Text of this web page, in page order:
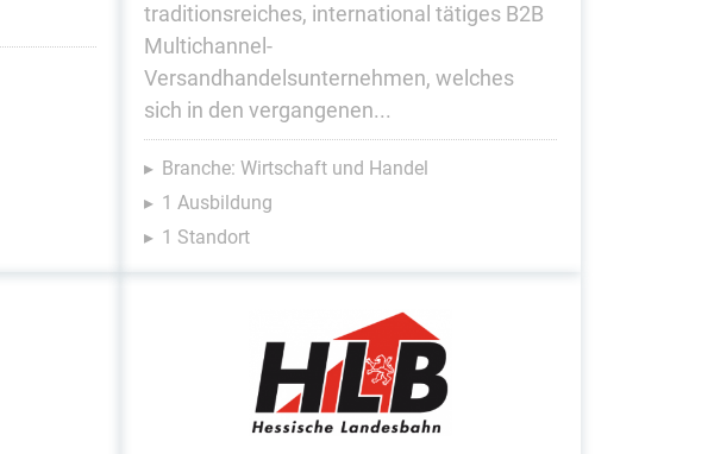
traditionsreiches, international tätiges B2B
Multichannel-
Versandhandelsunternehmen, welches
sich in den vergangenen...
Branche: Wirtschaft und Handel
1 Ausbildung
1 Standort